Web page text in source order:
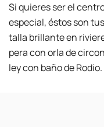
Si quieres ser el
especial, éstos son
talla brillante en
pera con orla de
ley con baño de